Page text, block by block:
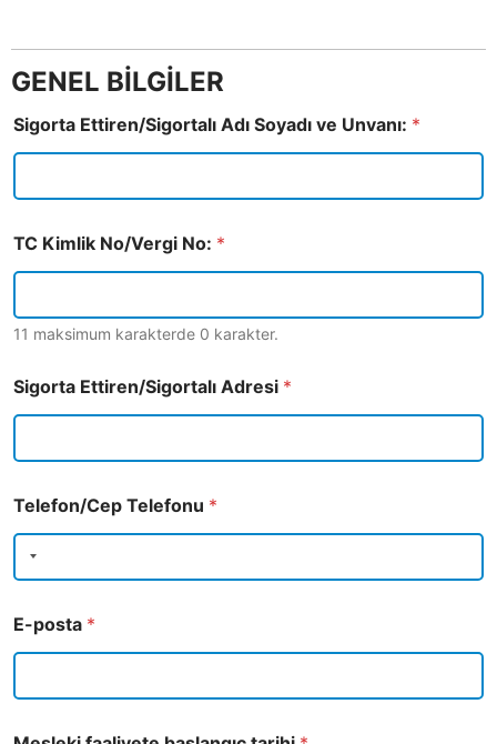
GENEL BİLGİLER
Sigorta Ettiren/Sigortalı Adı Soyadı ve Unvanı: *
TC Kimlik No/Vergi No: *
11 maksimum karakterde 0 karakter.
Sigorta Ettiren/Sigortalı Adresi *
Telefon/Cep Telefonu *
E-posta *